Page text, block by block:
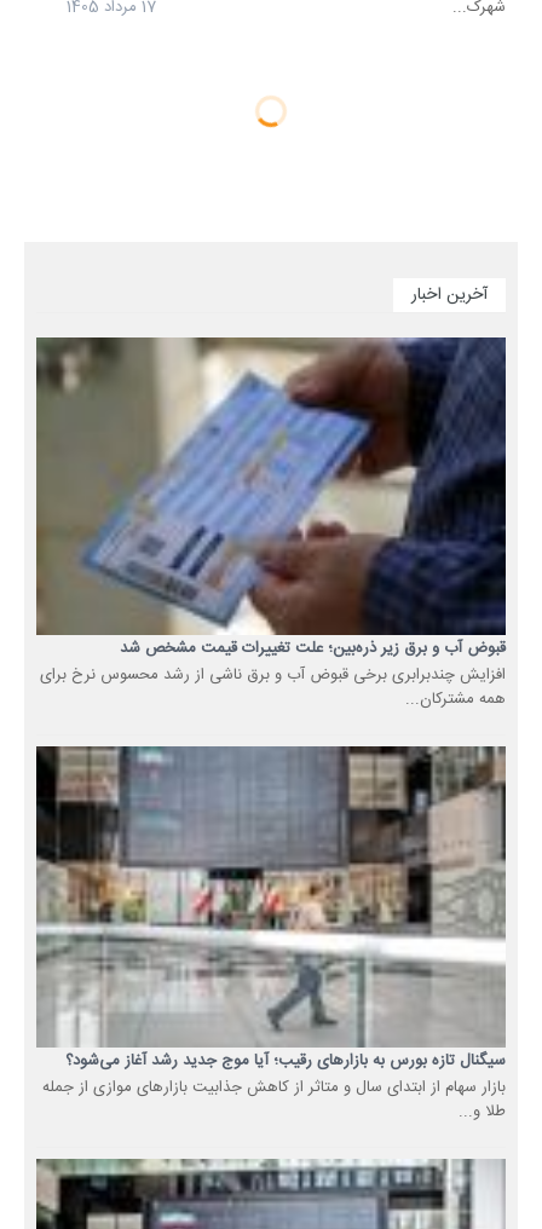
شهرک...
17 مرداد 1405
آخرین اخبار
قبوض آب و برق زیر ذره‌بین؛ علت تغییرات قیمت مشخص شد
افزایش چندبرابری برخی قبوض آب و برق ناشی از رشد محسوس نرخ برای
همه مشترکان...
سیگنال تازه بورس به بازارهای رقیب؛ آیا موج جدید رشد آغاز می‌شود؟
بازار سهام از ابتدای سال و متاثر از کاهش جذابیت بازارهای موازی از جمله
طلا و...